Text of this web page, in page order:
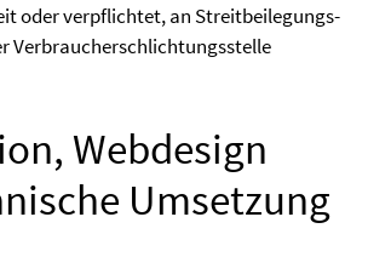
oder ver­pflich­tet, an Streit­bei­le­gungs­
Ver­brau­cher­schlich­tungs­stel­le
Webdesign
Umsetzung